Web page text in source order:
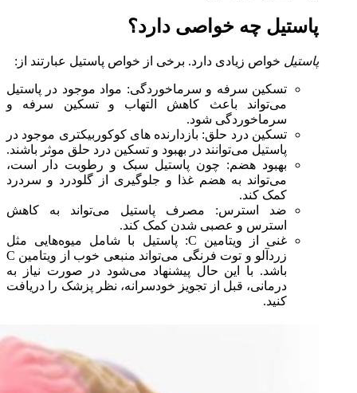
پاستیل چه خواصی دارد؟
پاستیل خواص زیادی دارد. برخی از خواص پاستیل عبارتند از:
تسکین سرفه و سرماخوردگی: مواد موجود در پاستیل
می‌تواند باعث کاهش التهاب و تسکین سرفه و
سرماخوردگی شود.
تسکین درد حلق: بازدارنده‌ های کوکوربیکتری موجود در
پاستیل می‌توانند در بهبود و تسکین درد حلق موثر باشند.
بهبود هضم: چون پاستیل سبک و رطوبت دار است،
می‌تواند به هضم غذا و جلوگیری از گلودرد و سردرد
کمک کند.
ضد استرس: مصرف پاستیل می‌تواند به کاهش
استرس و عصبی شدن کمک کند.
غنی از ویتامین C: پاستیل با شامل میوه‌هایی مثل
زردآلو و توت فرنگی می‌تواند منبعی خوب از ویتامین C
باشد. با این حال پیشنهاد می‌شود در صورت نیاز به
درمانی، قبل از تجویز خودسرانه، نظر پزشک را دریافت
کنید.